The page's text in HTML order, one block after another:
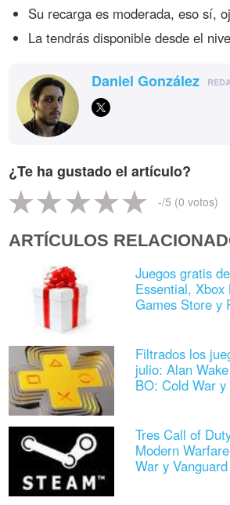
Su recarga es moderada, eso sí,
La tendrás disponible desde el
Daniel González
¿Te ha gustado el artículo?
-/5 (0 votos)
ARTÍCULOS
Juegos gratis
Essential,
Games Store y
Filtrados los
julio: Alan
BO: Cold War
Tres Call of
Modern
War y Vanguard